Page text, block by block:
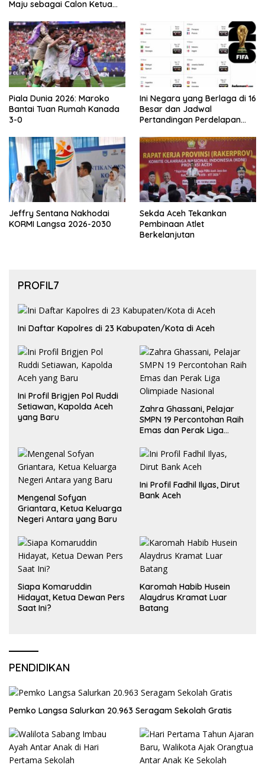
Maju sebagai Calon Ketua
Piala Dunia 2026: Maroko
Bantai Tuan Rumah Kanada
3-0
Ini Negara yang Berlaga di 16
Besar dan Jadwal
Pertandingan Perdelapan
Jeffry Sentana Nakhodai
KORMI Langsa 2026-2030
Sekda Aceh Tekankan
Pembinaan Atlet
Berkelanjutan
PROFIL7
Ini Daftar Kapolres di 23 Kabupaten/Kota di Aceh
Ini Profil Brigjen Pol Ruddi
Setiawan, Kapolda Aceh
yang Baru
Zahra Ghassani, Pelajar
SMPN 19 Percontohan Raih
Emas dan Perak Liga
Mengenal Sofyan
Griantara, Ketua Keluarga
Negeri Antara yang Baru
Ini Profil Fadhil Ilyas, Dirut
Bank Aceh
Siapa Komaruddin
Hidayat, Ketua Dewan Pers
Saat Ini?
Karomah Habib Husein
Alaydrus Kramat Luar
Batang
PENDIDIKAN
Pemko Langsa Salurkan 20.963 Seragam Sekolah Gratis